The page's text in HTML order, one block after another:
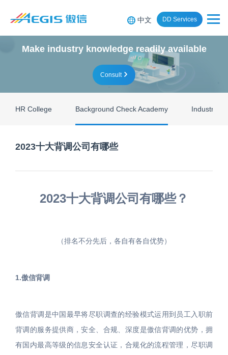
中文 DD Services
Make industry knowledge readily available
Consult
HR College Background Check Academy Industry
2023十大背调公司有哪些
2023十大背调公司有哪些？
（排名不分先后，各自有各自优势）
1.傲信背调
傲信背调是中国最早将尽职调查的经验模式运用到员工入职前
背调的服务提供商，安全、合规、深度是傲信背调的优势，拥
有国内最高等级的信息安全认证，合规化的流程管理，尽职调